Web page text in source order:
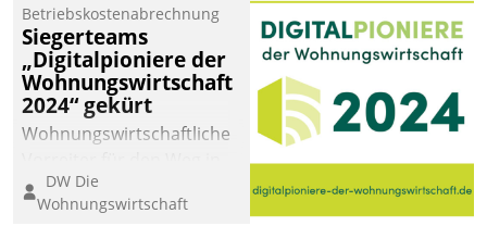
einsehen und ändern
oder
Schadensmeldungen
abgeben – rund um die
Uhr.
Betriebskostenabrechnung
Siegerteams
„Digitalpioniere der
Wohnungswirtschaft
2024“ gekürt
Wohnungswirtschaftliche
eine digitale Zukunft zu
finden, ist das Ziel des
DW Die
Wohnungswirtschaft